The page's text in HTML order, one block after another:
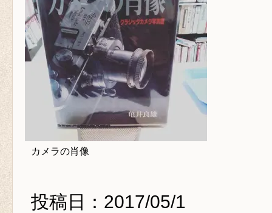
カメラの肖像
投稿日：2017/05/1